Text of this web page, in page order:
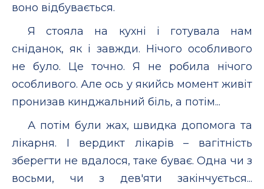
воно відбувається.
Я стояла на кухні і готувала нам
сніданок, як і завжди. Нічого особливого
не було. Це точно. Я не робила нічого
особливого. Але ось у якийсь момент живіт
пронизав кинджальний біль, а потім...
А потім були жах, швидка допомога та
лікарня. І вердикт лікарів – вагітність
зберегти не вдалося, таке буває. Одна чи з
восьми, чи з дев'яти закінчується...